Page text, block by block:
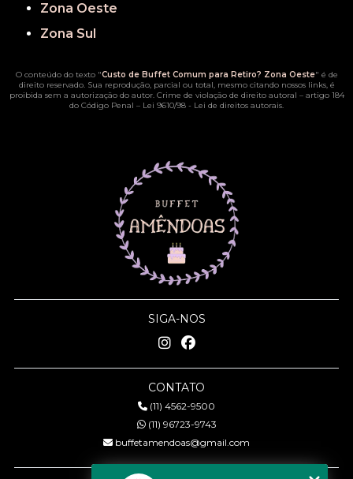
Zona Oeste
Zona Sul
O conteúdo do texto "Custo de Buffet Comum para Retiro? Zona Oeste" é de
direito reservado. Sua reprodução, parcial ou total, mesmo citando nossos links, é
proibida sem a autorização do autor. Crime de violação de direito autoral – artigo 184
do Código Penal – Lei 9610/98 - Lei de direitos autorais.
SIGA-NOS
CONTATO
(11) 4562-9500
(11) 96723-9743
buffetamendoas@gmail.com